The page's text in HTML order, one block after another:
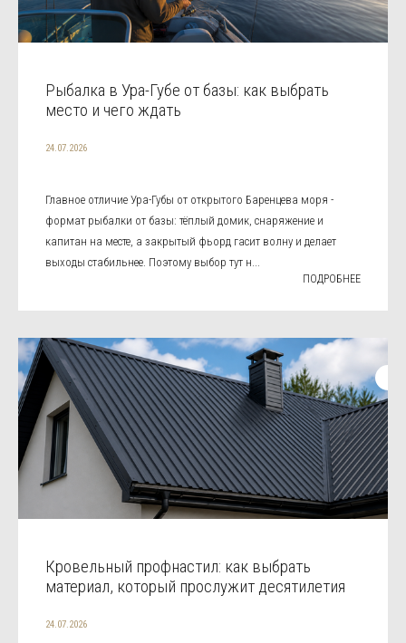
Рыбалка в Ура-Губе от базы: как выбрать
место и чего ждать
24.07.2026
Главное отличие Ура-Губы от открытого Баренцева моря -
формат рыбалки от базы: тёплый домик, снаряжение и
капитан на месте, а закрытый фьорд гасит волну и делает
выходы стабильнее. Поэтому выбор тут н...
ПОДРОБНЕЕ
Кровельный профнастил: как выбрать
материал, который прослужит десятилетия
24.07.2026